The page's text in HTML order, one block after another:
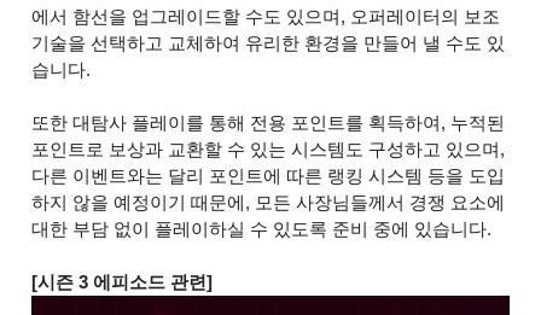
에서 함선을 업그레이드할 수도 있으며, 오퍼레이터의 보조
기술을 선택하고 교체하여 유리한 환경을 만들어 낼 수도 있
습니다.
또한 대탐사 플레이를 통해 전용 포인트를 획득하여, 누적된
포인트로 보상과 교환할 수 있는 시스템도 구성하고 있으며,
다른 이벤트와는 달리 포인트에 따른 랭킹 시스템 등을 도입
하지 않을 예정이기 때문에, 모든 사장님들께서 경쟁 요소에
대한 부담 없이 플레이하실 수 있도록 준비 중에 있습니다.
[시즌 3 에피소드 관련]